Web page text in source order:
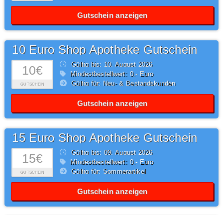
Gutschein anzeigen
10€
GUTSCHEIN
10 Euro Shop Apotheke Gutschein
Gültig bis: 10.August2026
Mindestbestellwert: 0,- Euro
Gültig für: Neu- & Bestandskunden
Gutschein anzeigen
15€
GUTSCHEIN
15 Euro Shop Apotheke Gutschein
Gültig bis: 09.August2026
Mindestbestellwert: 0,- Euro
Gültig für: Sommerartikel
Gutschein anzeigen